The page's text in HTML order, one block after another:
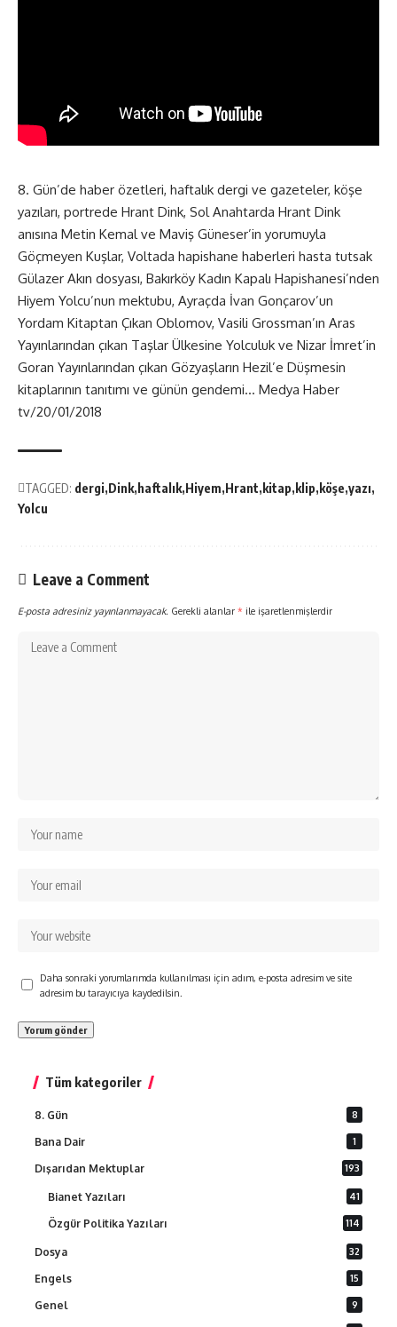
8. Gün’de haber özetleri, haftalık dergi ve gazeteler, köşe
yazıları, portrede Hrant Dink, Sol Anahtarda Hrant Dink
anısına Metin Kemal ve Maviş Güneser’in yorumuyla
Göçmeyen Kuşlar, Voltada hapishane haberleri hasta tutsak
Gülazer Akın dosyası, Bakırköy Kadın Kapalı Hapishanesi’nden
Hiyem Yolcu’nun mektubu, Ayraçda İvan Gonçarov’un
Yordam Kitaptan Çıkan Oblomov, Vasili Grossman’ın Aras
Yayınlarından çıkan Taşlar Ülkesine Yolculuk ve Nizar İmret’in
Goran Yayınlarından çıkan Gözyaşların Hezil’e Düşmesin
kitaplarının tanıtımı ve günün gendemi… Medya Haber
tv/20/01/2018
TAGGED: dergi Dink haftalık Hiyem Hrant kitap klip köşe yazı
Yolcu
Leave a Comment
E-posta adresiniz yayınlanmayacak. Gerekli alanlar * ile işaretlenmişlerdir
Daha sonraki yorumlarımda kullanılması için adım, e-posta adresim ve site
adresim bu tarayıcıya kaydedilsin.
Tüm kategoriler
8. Gün 8
Bana Dair 1
Dışarıdan Mektuplar 193
Bianet Yazıları 41
Özgür Politika Yazıları 114
Dosya 32
Engels 15
Genel 9